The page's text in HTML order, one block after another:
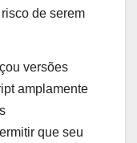
de serem
versões
amplamente
que seu